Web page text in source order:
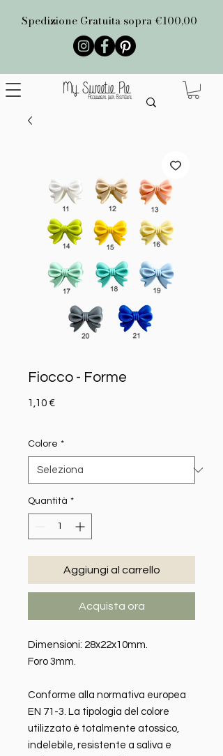
Spedizione Gratuita sopra €100,00
Fiocco - Forme
1,10 €Prezzo
Colore *
Quantità *
Aggiungi al carrello
Acquista ora
Dimensioni: 28x22x10mm.
Foro 3mm.
Conforme alla normativa europea
EN 71-3. La tipologia del colore
utilizzato è totalmente atossico,
indelebile, resistente a saliva e